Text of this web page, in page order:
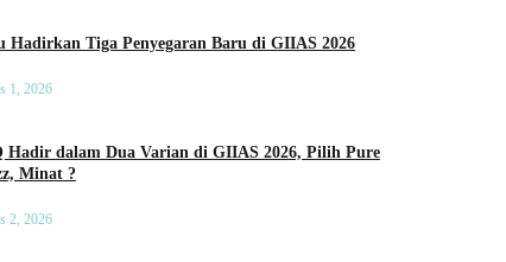
Daihatsu Hadirkan Tiga Penyegaran Baru di GIIAS 2026
1, 2026
Hadir dalam Dua Varian di GIIAS 2026, Pilih Pure
Minat ?
2, 2026